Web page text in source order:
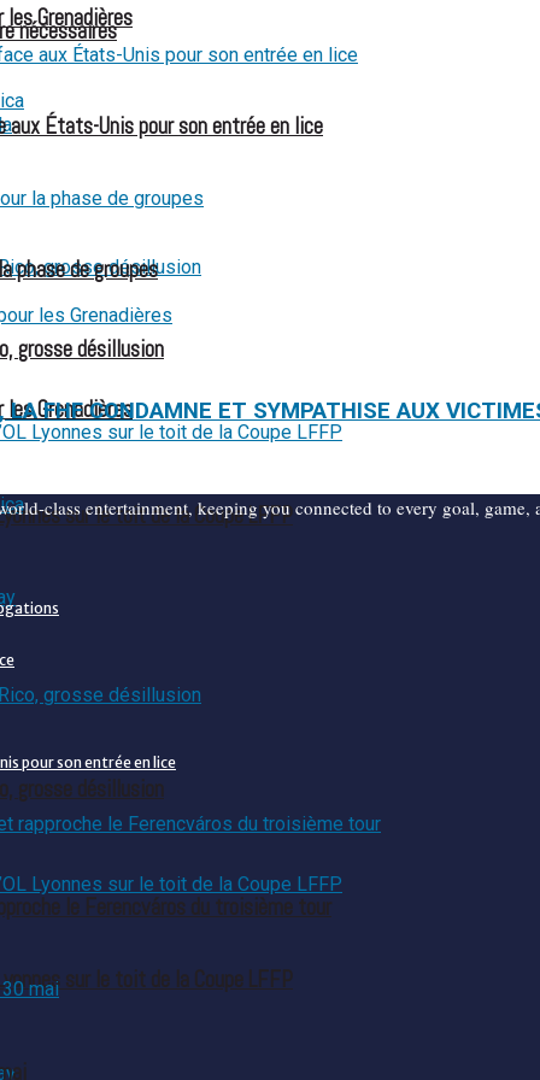
nécessaires
Grenadières
grosse désillusion
sur le toit de la Coupe LFFP
Grenadières
grosse désillusion
sur le toit de la Coupe LFFP
le Ferencváros du troisième tour
aux États-Unis pour son entrée en lice
phase de groupes
FHF CONDAMNE ET SYMPATHISE AUX
class entertainment, keeping you connected to every goal, game,
pour son entrée en lice